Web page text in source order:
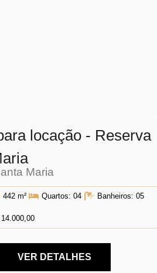
locação - Reserva
Maria
442 m² Quartos:04 Banheiros: 05
14.000,00
VER DETALHES